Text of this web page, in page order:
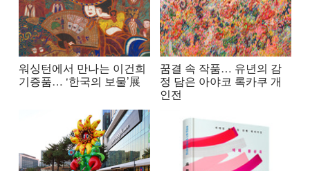
워싱턴에서 만나는 이건희
기증품… ‘한국의 보물’展
꿈결 속 작품… 유년의 감
정 담은 아야코 록카쿠 개
인전